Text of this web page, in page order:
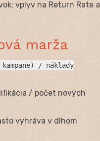
vplyv na Return Rate a
marža
/ náklady
/ počet nových
vyhráva v dlhom